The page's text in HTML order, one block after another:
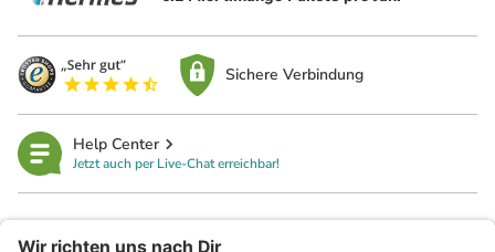
Sichere Verbindung
Help Center
Jetzt auch per Live-Chat erreichbar!